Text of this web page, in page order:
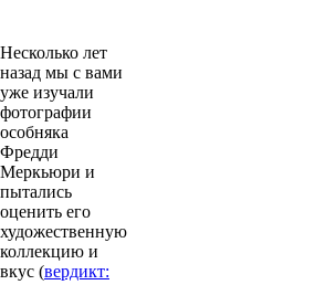
Несколько лет
назад мы с вами
уже изучали
фотографии
особняка
Фредди
Меркьюри и
пытались
оценить его
художественную
коллекцию и
вкус (вердикт: